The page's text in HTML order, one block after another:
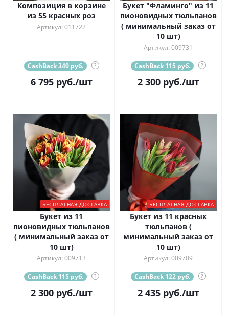
Композиция в корзине
из 55 красных роз
Артикул: 011722
CashBack 340 руб. ?
6 795руб./шт
Букет "Фламинго" из 11
пионовидных тюльпанов
( минимальный заказ от
10 шт)
Артикул: 009731
CashBack 115 руб. ?
2 300руб./шт
БЕСПЛАТНАЯ ДОСТАВКА
Букет из 11
пионовидных тюльпанов
( минимальный заказ от
10 шт)
Артикул: 009713
CashBack 115 руб. ?
2 300руб./шт
БЕСПЛАТНАЯ ДОСТАВКА
Букет из 11 красных
тюльпанов (
минимальный заказ от
10 шт)
Артикул: 009709
CashBack 122 руб. ?
2 435руб./шт